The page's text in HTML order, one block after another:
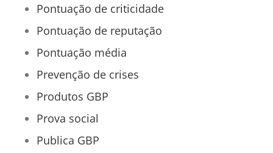
Pontuação de criticidade
Pontuação de reputação
Pontuação média
Prevenção de crises
Produtos GBP
Prova social
Publica GBP